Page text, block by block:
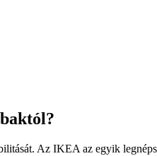
Az IKEA az egyik